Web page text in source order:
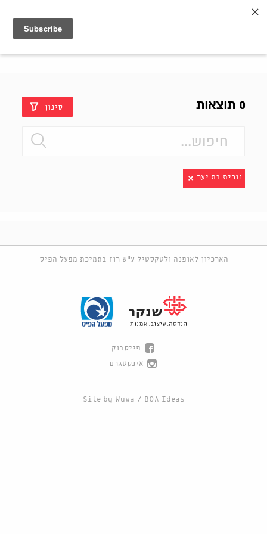
0 תוצאות סינון
נורית בת יער
הארכיון לאופנה ולטקסטיל ע"ש רוז בתמיכת מפעל הפיס
פייסבוק
אינסטגרם
Site by Wuwa / BOA Ideas